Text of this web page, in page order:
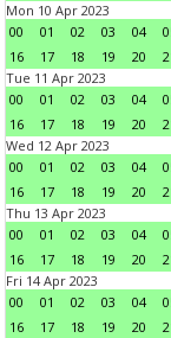
Mon 10 Apr 2023
00
01 02 03 04
16
17 18 19 20
Tue 11 Apr 2023
00
01 02 03 04
16
17 18 19 20
Wed 12 Apr 2023
00
01 02 03 04
16
17 18 19 20
Thu 13 Apr 2023
00
01 02 03 04
16
17 18 19 20
Fri 14 Apr 2023
00
01 02 03 04
16
17 18 19 20